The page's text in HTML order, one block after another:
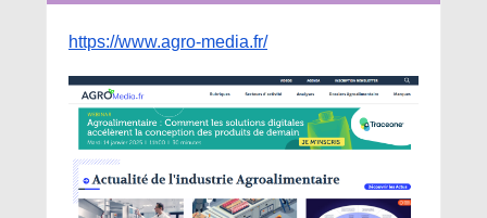
https://www.agro-media.fr/